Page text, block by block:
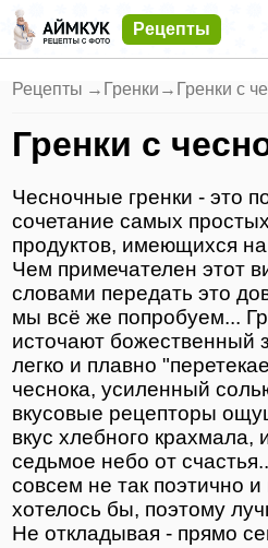
Рецепты
Рецепты → Гренки → Гренки с
Гренки с
Чесночные гренки - это
сочетание самых
продуктов, имеющихся
Чем примечателен этот
словами передать это
мы всё же попробуем...
источают божественный
легко и плавно
чеснока, усиленный
вкусовые рецепторы
вкус хлебного крахмала,
седьмое небо от
совсем не так поэтично
хотелось бы, поэтому
Не откладывая - прямо